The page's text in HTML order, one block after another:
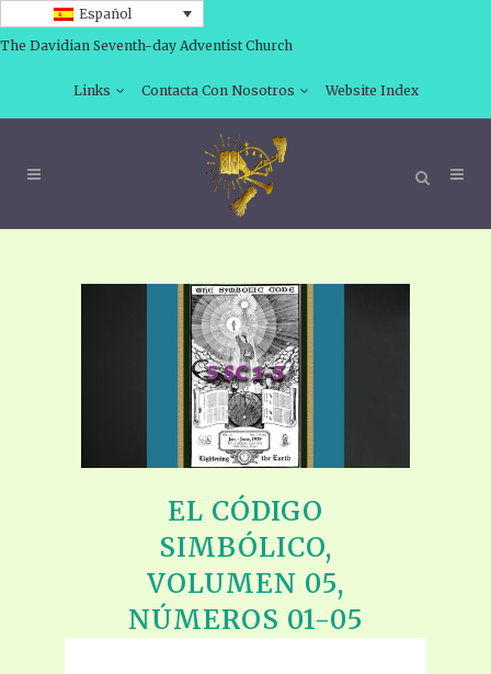
Español
The Davidian Seventh-day Adventist Church
Links Contacta Con Nosotros Website Index
EL CÓDIGO
SIMBÓLICO,
VOLUMEN 05,
NÚMEROS 01-05